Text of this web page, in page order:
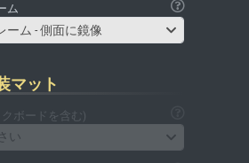
ム
ーム - 側面に鏡像
マット
ボードを含む)
い